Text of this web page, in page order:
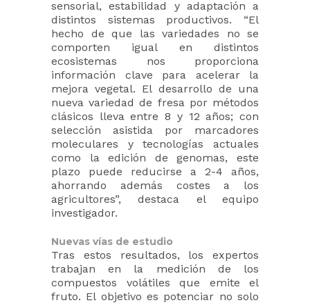
sensorial, estabilidad y adaptación a
distintos sistemas productivos. “El
hecho de que las variedades no se
comporten igual en distintos
ecosistemas nos proporciona
información clave para acelerar la
mejora vegetal. El desarrollo de una
nueva variedad de fresa por métodos
clásicos lleva entre 8 y 12 años; con
selección asistida por marcadores
moleculares y tecnologías actuales
como la edición de genomas, este
plazo puede reducirse a 2-4 años,
ahorrando además costes a los
agricultores”, destaca el equipo
investigador.
Nuevas vías de estudio
Tras estos resultados, los expertos
trabajan en la medición de los
compuestos volátiles que emite el
fruto. El objetivo es potenciar no solo